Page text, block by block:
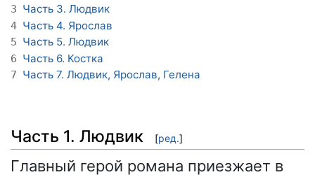
3 Часть 3. Людвик
4 Часть 4. Ярослав
5 Часть 5. Людвик
6 Часть 6. Костка
7 Часть 7. Людвик, Ярослав, Гелена
Часть 1. Людвик [ред.]
Главный герой романа приезжает в